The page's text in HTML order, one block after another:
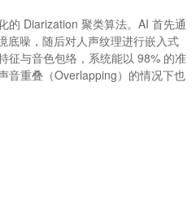
的 Diarization 聚类算法。AI 首先通
底噪，随后对人声纹理进行嵌入式
征与音色包络，系统能以 98% 的准
音重叠（Overlapping）的情况下也